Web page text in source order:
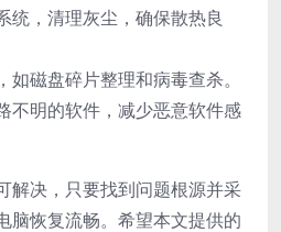
统，清理灰尘，确保散热良
如磁盘碎片整理和病毒查杀。
不明的软件，减少恶意软件感
解决，只要找到问题根源并采
脑恢复流畅。希望本文提供的